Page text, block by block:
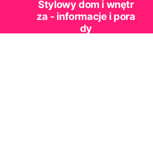
Stylowy dom i wnętr
za - informacje i pora
dy